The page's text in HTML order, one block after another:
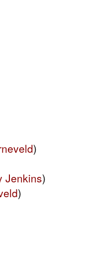
)
Jenkins)
)